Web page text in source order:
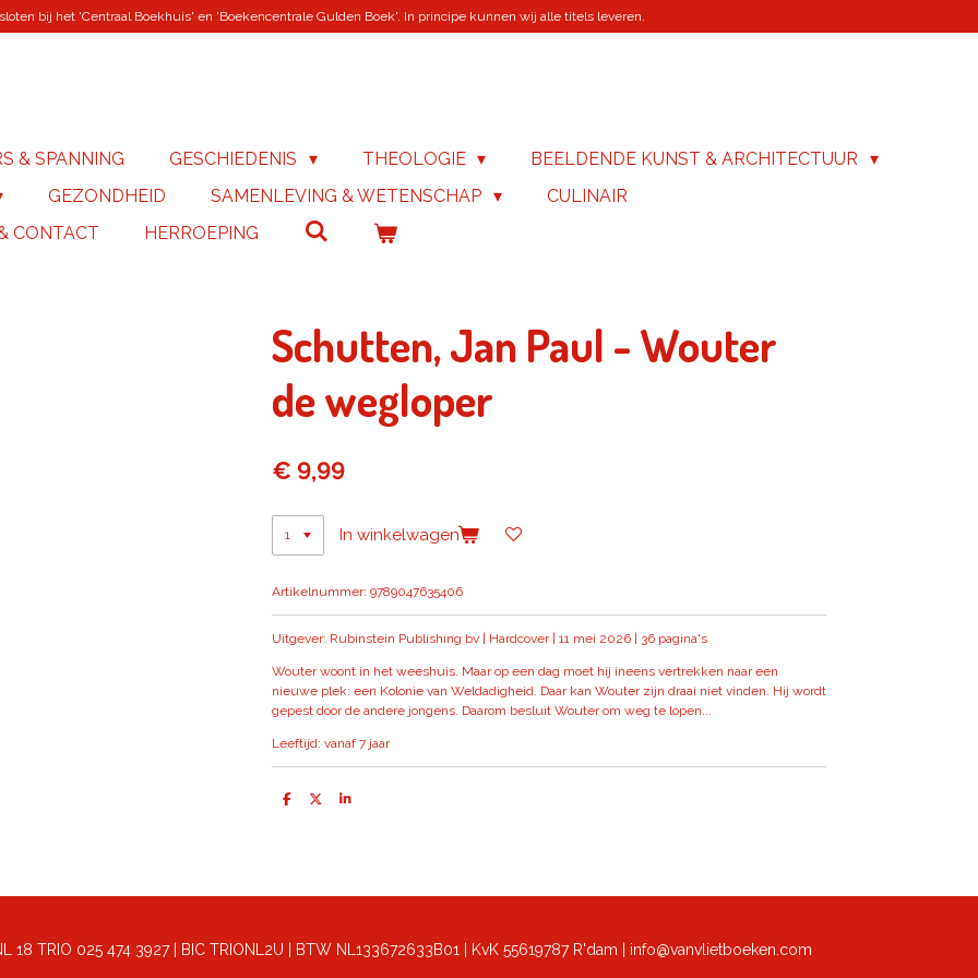
bij het 'Centraal Boekhuis' en 'Boekencentrale Gulden Boek'. In principe kunnen wij alle titels leveren.
& SPANNING GESCHIEDENIS THEOLOGIE
BEELDENDE KUNST & ARCHITECTUUR
GEZONDHEID SAMENLEVING & WETENSCHAP
CULINAIR
CONTACT HERROEPING
Schutten, Jan Paul - Wouter
de wegloper
€ 9,99
In winkelwagen
Artikelnummer: 9789047635406
Uitgever: Rubinstein Publishing bv | Hardcover | 11 mei 2026 | 36 pagina's
Wouter woont in het weeshuis. Maar op een dag moet hij ineens vertrekken naar een
nieuwe plek: een Kolonie van Weldadigheid. Daar kan Wouter zijn draai niet vinden. Hij wordt
gepest door de andere jongens. Daarom besluit Wouter om weg te lopen...
Leeftijd: vanaf 7 jaar
D
D
S
TRIO 025 474 3927 | BIC TRIONL2U | BTW NL133672633B01 | KvK 55619787 R'dam | info@vanvlietboeken.com